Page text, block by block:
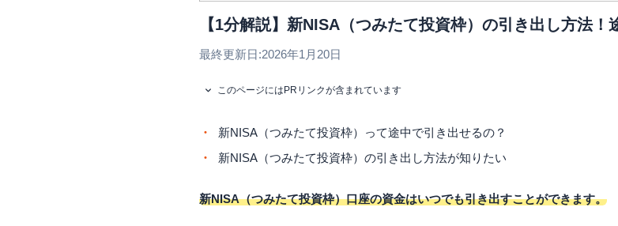
【1分解説】新NISA（つみたて投資枠）の引き出し方法
最終更新日:2026年1月20日
このページにはPRリンクが含まれています
新NISA（つみたて投資枠）って途中で引き出せるの？
新NISA（つみたて投資枠）の引き出し方法が知りたい
新NISA（つみたて投資枠）口座の資金はいつでも引き出すことができます。